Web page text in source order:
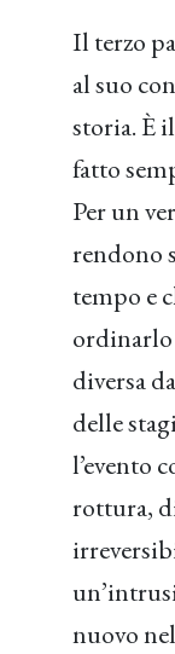
Il terzo
al suo
storia. È
fatto
Per un
rendono
tempo e
ordinarlo
diversa
delle
l’evento
rottura,
nuovo